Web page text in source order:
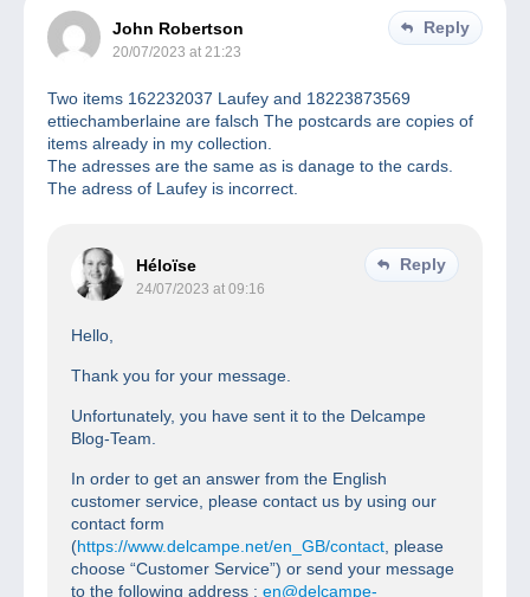
John Robertson
20/07/2023 at 21:23
Reply
Two items 162232037 Laufey and 18223873569
ettiechamberlaine are falsch The postcards are copies of
items already in my collection.
The adresses are the same as is danage to the cards.
The adress of Laufey is incorrect.
Héloïse
24/07/2023 at 09:16
Reply
Hello,
Thank you for your message.
Unfortunately, you have sent it to the Delcampe
Blog-Team.
In order to get an answer from the English
customer service, please contact us by using our
contact form
(https://www.delcampe.net/en_GB/contact , please
choose “Customer Service”) or send your message
to the following address : en@delcampe-